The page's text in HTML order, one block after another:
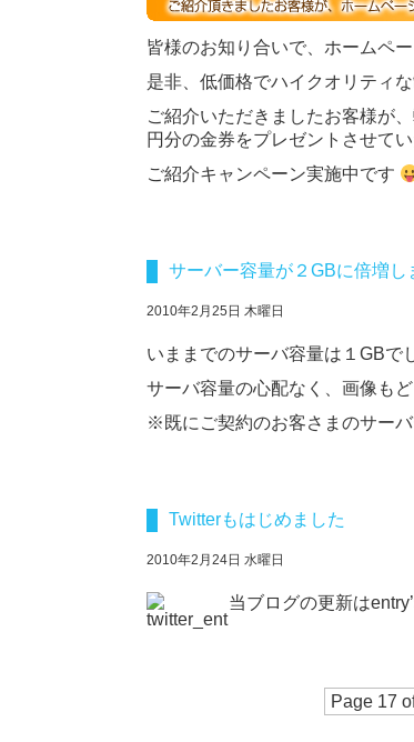
皆様のお知り合いで、ホームペ
是非、低価格でハイクオリティ
ご紹介いただきましたお客様が
円分の金券をプレゼントさせてい
ご紹介キャンペーン実施中です
サーバー容量が２GBに倍増し
2010年2月25日 木曜日
いままでのサーバ容量は１GBで
サーバ容量の心配なく、画像も
※既にご契約のお客さまのサー
Twitterもはじめました
2010年2月24日 水曜日
当ブログの更新は
Page 17